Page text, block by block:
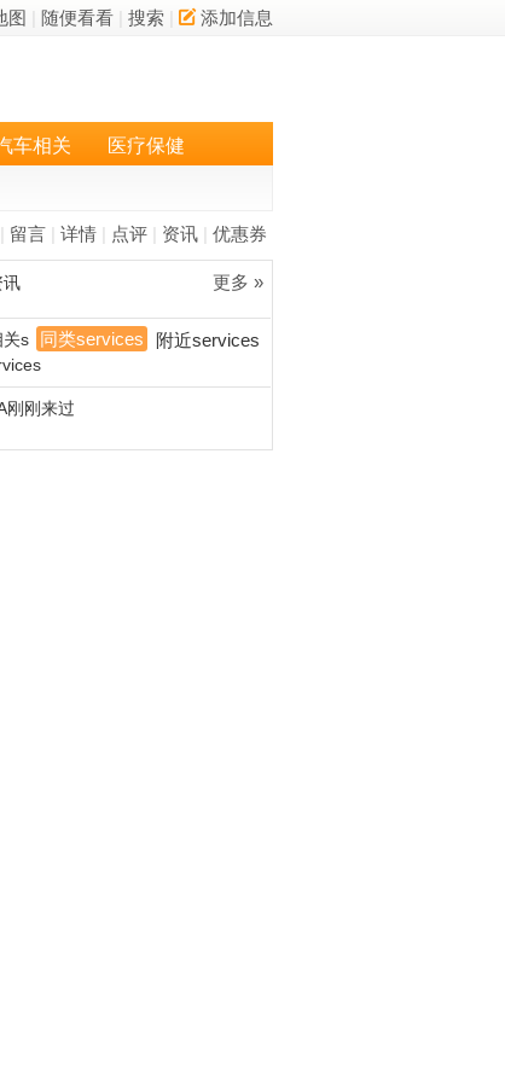
图 随便看看 搜索 添加信息
车相关 医疗保健
留言 详情 点评 资讯 优惠券
更多 »
讯
同类services 附近services
关s
刚刚来过